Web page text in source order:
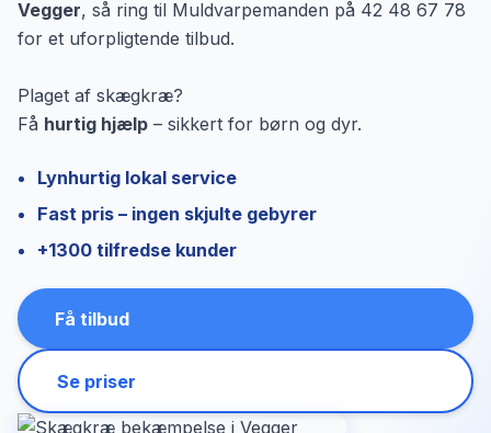
Vegger, så ring til Muldvarpemanden på 42 48 67 78
for et uforpligtende tilbud.
Plaget af skægkræ?
Få hurtig hjælp – sikkert for børn og dyr.
Lynhurtig lokal service
Fast pris – ingen skjulte gebyrer
+1300 tilfredse kunder
Få tilbud
Se priser